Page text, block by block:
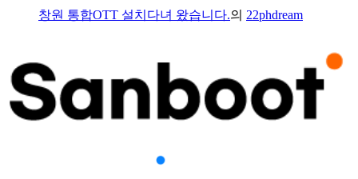
창원 통합OTT 설치다녀 왔습니다.의 22phdream